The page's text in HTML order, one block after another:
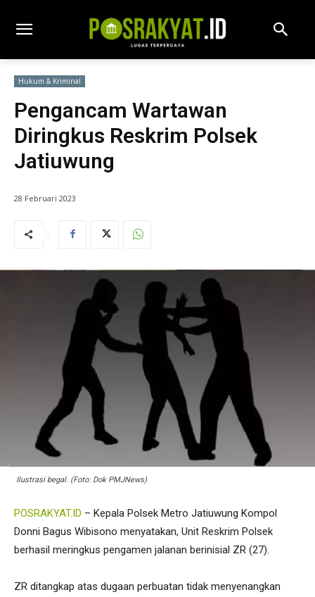
Hukum & Kriminal
Pengancam Wartawan
Diringkus Reskrim Polsek
Jatiuwung
28 Februari 2023
Ilustrasi begal. (Foto: Dok PMJNews)
POSRAKYAT.ID – Kepala Polsek Metro Jatiuwung Kompol
Donni Bagus Wibisono menyatakan, Unit Reskrim Polsek
berhasil meringkus pengamen jalanan berinisial ZR (27).
ZR ditangkap atas dugaan perbuatan tidak menyenangkan